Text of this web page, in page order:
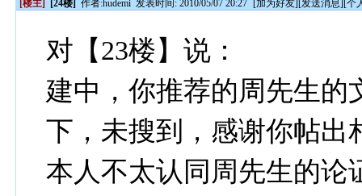
[楼主] [24楼] 作者:hudemi 发表时间: 2010/05/07 20:27 [加为好友][发送消息][个
对【23楼】说：
建中，你推荐的周先生的
下，未搜到，感谢你帖出
本人不太认同周先生的论